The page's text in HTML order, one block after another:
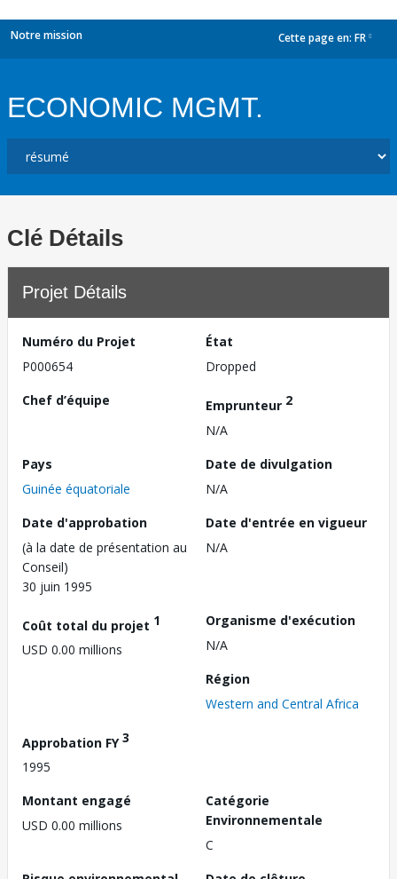
Notre mission Cette page en: FR
ECONOMIC MGMT.
Clé Détails
Projet Détails
Numéro du Projet
P000654
État
Dropped
Chef d’équipe
Emprunteur 2
N/A
Pays
Guinée équatoriale
Date de divulgation
N/A
Date d'approbation
(à la date de présentation au
Conseil)
30 juin 1995
Date d'entrée en vigueur
N/A
Coût total du projet 1
USD 0.00 millions
Organisme d'exécution
N/A
Région
Western and Central Africa
Approbation FY3
1995
Montant engagé
USD 0.00 millions
Catégorie
Environnementale
C